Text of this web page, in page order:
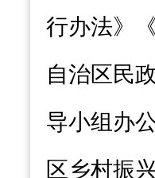
行办法》
自治区民
导小组办
区乡村振